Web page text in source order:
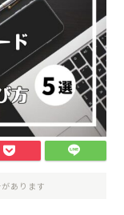
あります